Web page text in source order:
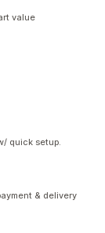
value
quick setup.
& delivery